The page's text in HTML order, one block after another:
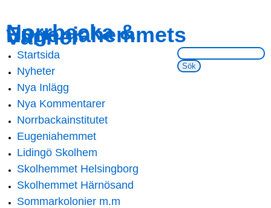
main
content
navigation
Norrbacka &
Eugeniahemmets
Vänner
Sök på webbsidan:
Main menu
Startsida
Nyheter
Nya Inlägg
Nya Kommentarer
Norrbackainstitutet
Eugeniahemmet
Lidingö Skolhem
Skolhemmet Helsingborg
Skolhemmet Härnösand
Sommarkolonier m.m